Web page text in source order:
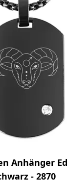
Anhänger
- 2870